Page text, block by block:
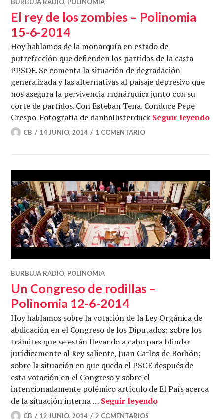
BURBUJA RADIO, POLINOMIA
El rey de los zombies – Polinomia
15-6-2014
Hoy hablamos de la monarquía en estado de
putrefacción que defienden los partidos de la casta
PPSOE. Se comenta la situación de degradación
generalizada y las alternativas al paisaje depresivo que
nos asegura la pervivencia monárquica junto con su
corte de partidos. Con Esteban Tena. Conduce Pepe
Crespo. Fotografía de danhollisterduck Seguir leyendoEl
CB 14 JUNIO, 2014 1 COMENTARIO
BURBUJA RADIO, POLINOMIA
Un Congreso de rodillas –
Polinomia 12-6-2014
Hoy hablamos sobre la votación de la Ley Orgánica de
abdicación en el Congreso de los Diputados; sobre los
trámites que se están llevando a cabo para blindar
jurídicamente al Rey saliente, Juan Carlos de Borbón;
sobre la situación en que queda el PSOE después de
esta votación en el Congreso y sobre el
intencionadamente polémico artículo de El País acerca
de la situación interna … Seguir leyendoUn Congreso
CB 12 JUNIO, 2014 2 COMENTARIOS